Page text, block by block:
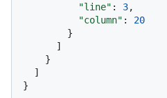
"line" : 3,
"column" :
20
}
]
}
]
}